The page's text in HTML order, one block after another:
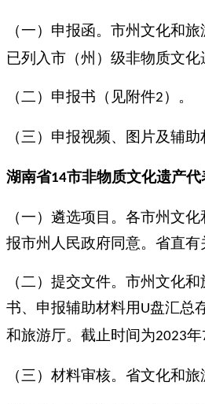
（一）申报函。市州文化和
已列入市（州）级非物质文
（二）申报书（见附件2 ）。
（三）申报视频、图片及辅
湖南省14市非物质文化遗产代
（一）遴选项目。各市州文
报市州人民政府同意。省直
（二）提交文件。市州文化
书、申报辅助材料用U盘汇总
和旅游厅。截止时间为2023年
（三）材料审核。省文化和